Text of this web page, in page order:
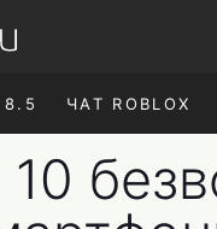
8.5 ЧАТ ROBLOX